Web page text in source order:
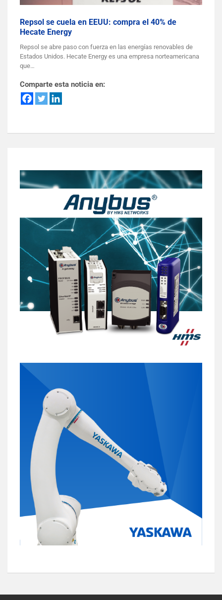
Repsol se cuela en EEUU: compra el 40% de
Hecate Energy
Repsol se abre paso con fuerza en las energías renovables de
Estados Unidos. Hecate Energy es una empresa norteamericana
que…
Comparte esta noticia en: